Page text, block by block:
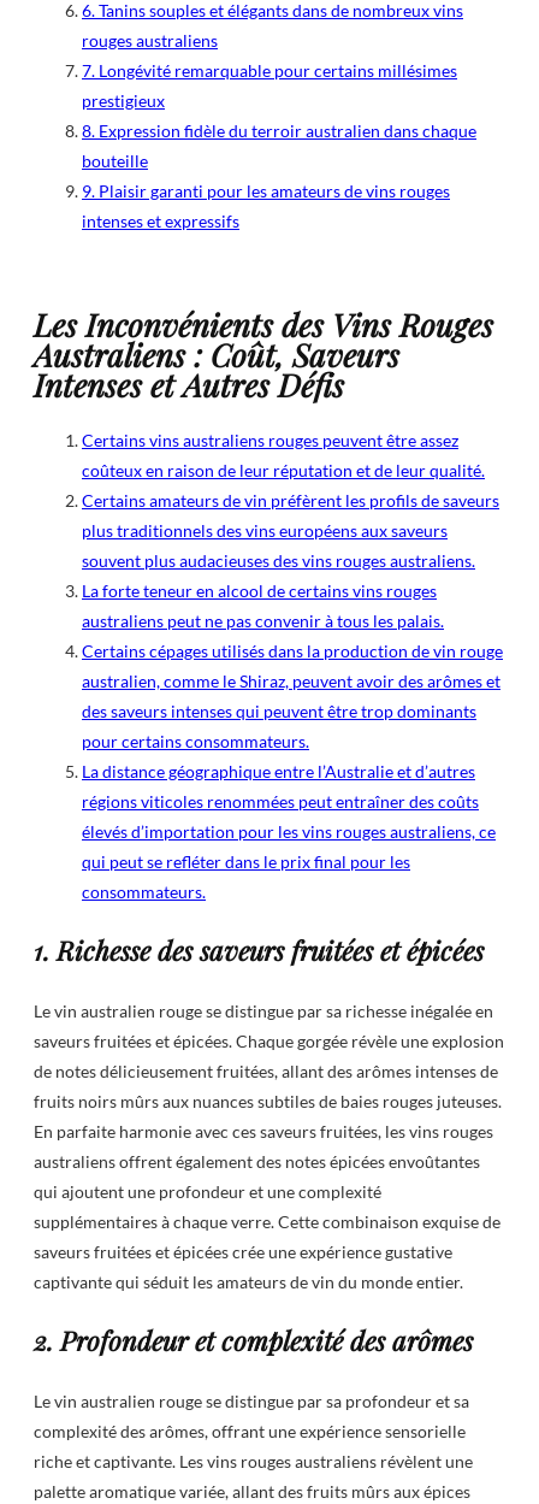
6. Tanins souples et élégants dans de nombreux vins
rouges australiens
7. Longévité remarquable pour certains millésimes
prestigieux
8. Expression fidèle du terroir australien dans chaque
bouteille
9. Plaisir garanti pour les amateurs de vins rouges
intenses et expressifs
Les Inconvénients des Vins Rouges
Australiens : Coût, Saveurs
Intenses et Autres Défis
Certains vins australiens rouges peuvent être assez
coûteux en raison de leur réputation et de leur qualité.
Certains amateurs de vin préfèrent les profils de saveurs
plus traditionnels des vins européens aux saveurs
souvent plus audacieuses des vins rouges australiens.
La forte teneur en alcool de certains vins rouges
australiens peut ne pas convenir à tous les palais.
Certains cépages utilisés dans la production de vin rouge
australien, comme le Shiraz, peuvent avoir des arômes et
des saveurs intenses qui peuvent être trop dominants
pour certains consommateurs.
La distance géographique entre l’Australie et d’autres
régions viticoles renommées peut entraîner des coûts
élevés d’importation pour les vins rouges australiens, ce
qui peut se refléter dans le prix final pour les
consommateurs.
1. Richesse des saveurs fruitées et épicées
Le vin australien rouge se distingue par sa richesse inégalée en
saveurs fruitées et épicées. Chaque gorgée révèle une explosion
de notes délicieusement fruitées, allant des arômes intenses de
fruits noirs mûrs aux nuances subtiles de baies rouges juteuses.
En parfaite harmonie avec ces saveurs fruitées, les vins rouges
australiens offrent également des notes épicées envoûtantes
qui ajoutent une profondeur et une complexité
supplémentaires à chaque verre. Cette combinaison exquise de
saveurs fruitées et épicées crée une expérience gustative
captivante qui séduit les amateurs de vin du monde entier.
2. Profondeur et complexité des arômes
Le vin australien rouge se distingue par sa profondeur et sa
complexité des arômes, offrant une expérience sensorielle
riche et captivante. Les vins rouges australiens révèlent une
palette aromatique variée, allant des fruits mûrs aux épices